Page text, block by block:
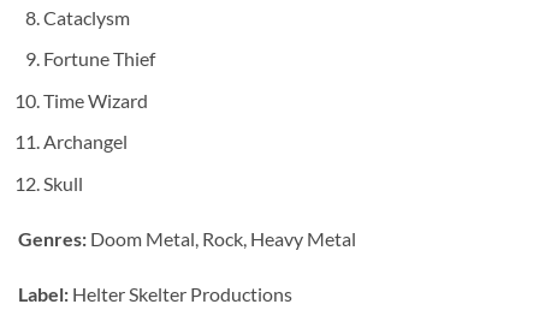
Cataclysm
Fortune Thief
Time Wizard
Archangel
Skull
Genres: Doom Metal, Rock, Heavy Metal
Label: Helter Skelter Productions